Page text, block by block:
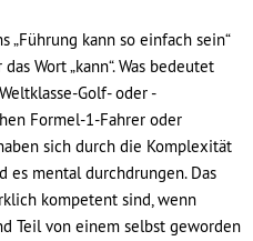
„Führung kann so einfach sein“
Wort „kann“. Was bedeutet
Golf- oder -
Formel-1-Fahrer oder
sich durch die Komplexität
es mental durchdrungen. Das
kompetent sind, wenn
Teil von einem selbst geworden